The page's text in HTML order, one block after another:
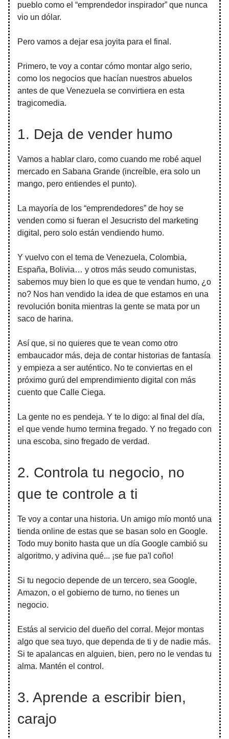
pueblo como el “emprendedor inspirador” que nunca
vio un dólar.
Pero vamos a dejar esa joyita para el final.
Primero, te voy a contar cómo montar algo serio,
como los negocios que hacían nuestros abuelos
antes de que Venezuela se convirtiera en esta
tragicomedia.
1. Deja de vender humo
Vamos a hablar claro, como cuando me robé aquel
mercado en Sabana Grande (increíble, era solo un
mango, pero entiendes el punto).
La mayoría de los “emprendedores” de hoy se
venden como si fueran el Jesucristo del marketing
digital, pero solo están vendiendo humo.
Y vuelvo con el tema de Venezuela, Colombia,
España, Bolivia… y otros más seudo comunistas,
sabemos muy bien lo que es que te vendan humo, ¿o
no? Nos han vendido la idea de que estamos en una
revolución bonita mientras la gente se mata por un
saco de harina.
Así que, si no quieres que te vean como otro
embaucador más, deja de contar historias de fantasía
y empieza a ser auténtico. No te conviertas en el
próximo gurú del emprendimiento digital con más
cuento que Calle Ciega.
La gente no es pendeja. Y te lo digo: al final del día,
el que vende humo termina fregado. Y no fregado con
una escoba, sino fregado de verdad.
2. Controla tu negocio, no
que te controle a ti
Te voy a contar una historia. Un amigo mío montó una
tienda online de estas que se basan solo en Google.
Todo muy bonito hasta que un día Google cambió su
algoritmo, y adivina qué... ¡se fue pa'l coño!
Si tu negocio depende de un tercero, sea Google,
Amazon, o el gobierno de turno, no tienes un
negocio.
Estás al servicio del dueño del corral. Mejor montas
algo que sea tuyo, que dependa de ti y de nadie más.
Si te apalancas en alguien, bien, pero no le vendas tu
alma. Mantén el control.
3. Aprende a escribir bien,
carajo